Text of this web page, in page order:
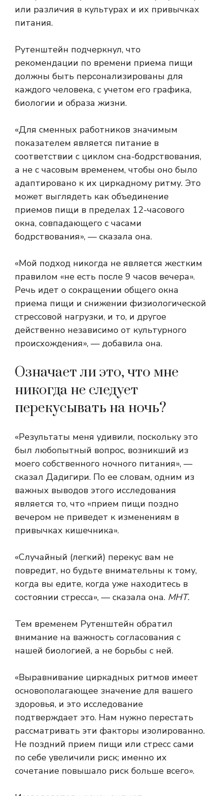
или различия в культурах и их привычках
питания.
Рутенштейн подчеркнул, что
рекомендации по времени приема пищи
должны быть персонализированы для
каждого человека, с учетом его графика,
биологии и образа жизни.
«Для сменных работников значимым
показателем является питание в
соответствии с циклом сна-бодрствования,
а не с часовым временем, чтобы оно было
адаптировано к их циркадному ритму. Это
может выглядеть как объединение
приемов пищи в пределах 12-часового
окна, совпадающего с часами
бодрствования», — сказала она.
«Мой подход никогда не является жестким
правилом «не есть после 9 часов вечера».
Речь идет о сокращении общего окна
приема пищи и снижении физиологической
стрессовой нагрузки, и то, и другое
действенно независимо от культурного
происхождения», — добавила она.
Означает ли это, что мне
никогда не следует
перекусывать на ночь?
«Результаты меня удивили, поскольку это
был любопытный вопрос, возникший из
моего собственного ночного питания», —
сказал Дадигири. По ее словам, одним из
важных выводов этого исследования
является то, что «прием пищи поздно
вечером не приведет к изменениям в
привычках кишечника».
«Случайный (легкий) перекус вам не
повредит, но будьте внимательны к тому,
когда вы едите, когда уже находитесь в
состоянии стресса», — сказала она. МНТ.
Тем временем Рутенштейн обратил
внимание на важность согласования с
нашей биологией, а не борьбы с ней.
«Выравнивание циркадных ритмов имеет
основополагающее значение для вашего
здоровья, и это исследование
подтверждает это. Нам нужно перестать
рассматривать эти факторы изолированно.
Не поздний прием пищи или стресс сами
по себе увеличили риск; именно их
сочетание повышало риск больше всего».